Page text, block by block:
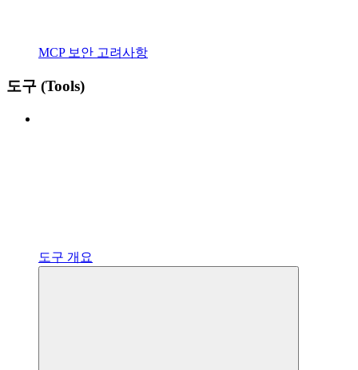
MCP 보안 고려사항
도구 (Tools)
도구 개요